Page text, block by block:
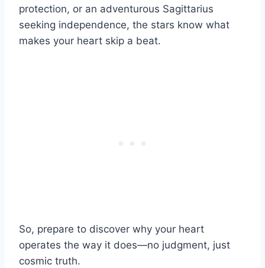
protection, or an adventurous Sagittarius
seeking independence, the stars know what
makes your heart skip a beat.
So, prepare to discover why your heart
operates the way it does—no judgment, just
cosmic truth.